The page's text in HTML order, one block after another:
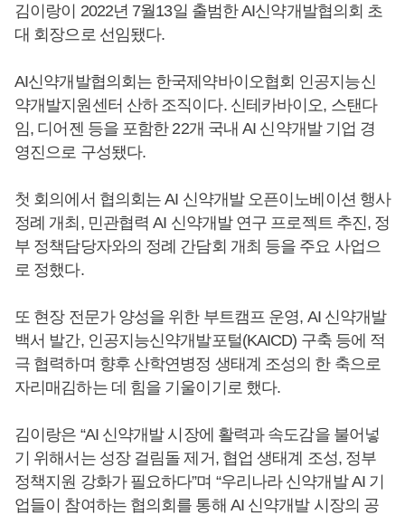
김이랑이 2022년 7월13일 출범한 AI신약개발협의회 초
대 회장으로 선임됐다.
AI신약개발협의회는 한국제약바이오협회 인공지능신
약개발지원센터 산하 조직이다. 신테카바이오, 스탠다
임, 디어젠 등을 포함한 22개 국내 AI 신약개발 기업 경
영진으로 구성됐다.
첫 회의에서 협의회는 AI 신약개발 오픈이노베이션 행사
정례 개최, 민관협력 AI 신약개발 연구 프로젝트 추진, 정
부 정책담당자와의 정례 간담회 개최 등을 주요 사업으
로 정했다.
또 현장 전문가 양성을 위한 부트캠프 운영, AI 신약개발
백서 발간, 인공지능신약개발포털(KAICD) 구축 등에 적
극 협력하며 향후 산학연병정 생태계 조성의 한 축으로
자리매김하는 데 힘을 기울이기로 했다.
김이랑은 “AI 신약개발 시장에 활력과 속도감을 불어넣
기 위해서는 성장 걸림돌 제거, 협업 생태계 조성, 정부
정책지원 강화가 필요하다”며 “우리나라 신약개발 AI 기
업들이 참여하는 협의회를 통해 AI 신약개발 시장의 공